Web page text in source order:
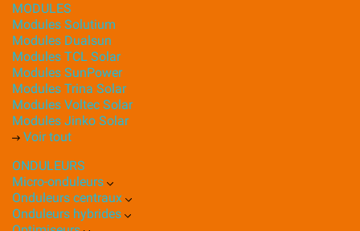
MODULES
Modules Solutium
Modules Dualsun
Modules TCL Solar
Modules SunPower
Modules Trina Solar
Modules Voltec Solar
Modules Jinko Solar
Voir tout
ONDULEURS
Micro-onduleurs
Onduleurs centraux
Onduleurs hybrides